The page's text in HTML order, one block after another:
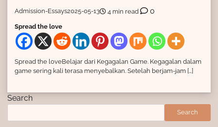
Admission-Essays2025-05-13 4 min read 0
Spread the love
Spread the loveBelajar dari Kegagalan Game. Kegagalan dalam
game sering kali terasa menyebalkan. Setelah berjam-jam […]
Search
Search